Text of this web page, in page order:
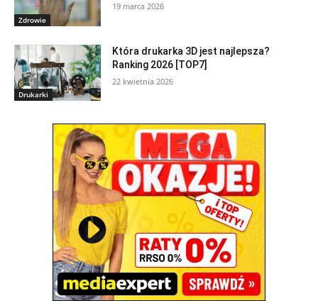
Zdrowie
19 marca 2026
Drukarki
Która drukarka 3D jest najlepsza?
Ranking 2026 [TOP7]
22 kwietnia 2026